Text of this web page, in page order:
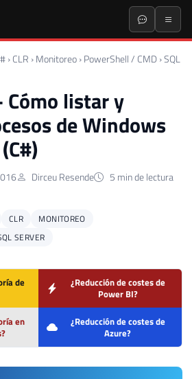
› CLR › Monitoreo › PowerShell / CMD ›SQL
Cómo listar y
de Windows
Dirceu Resende
5 min de lectura
CLR
MONITOREO
SERVER
de
¿Reducción de costes de
Power BI?
en
¿Reducción de costes de
Azure?